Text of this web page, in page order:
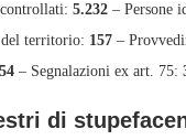
5.232 – Persone
territorio: 157 –
54 – Segnalazioni ex art. 75:
di